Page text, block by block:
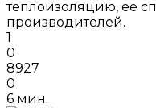
теплоизоляцию, ее
производителей.
1
0
8927
0
6 мин.